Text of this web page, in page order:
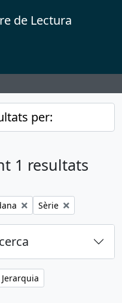
de Lectura
per:
1 resultats
Remove filter:
Sèrie
Jerarquia